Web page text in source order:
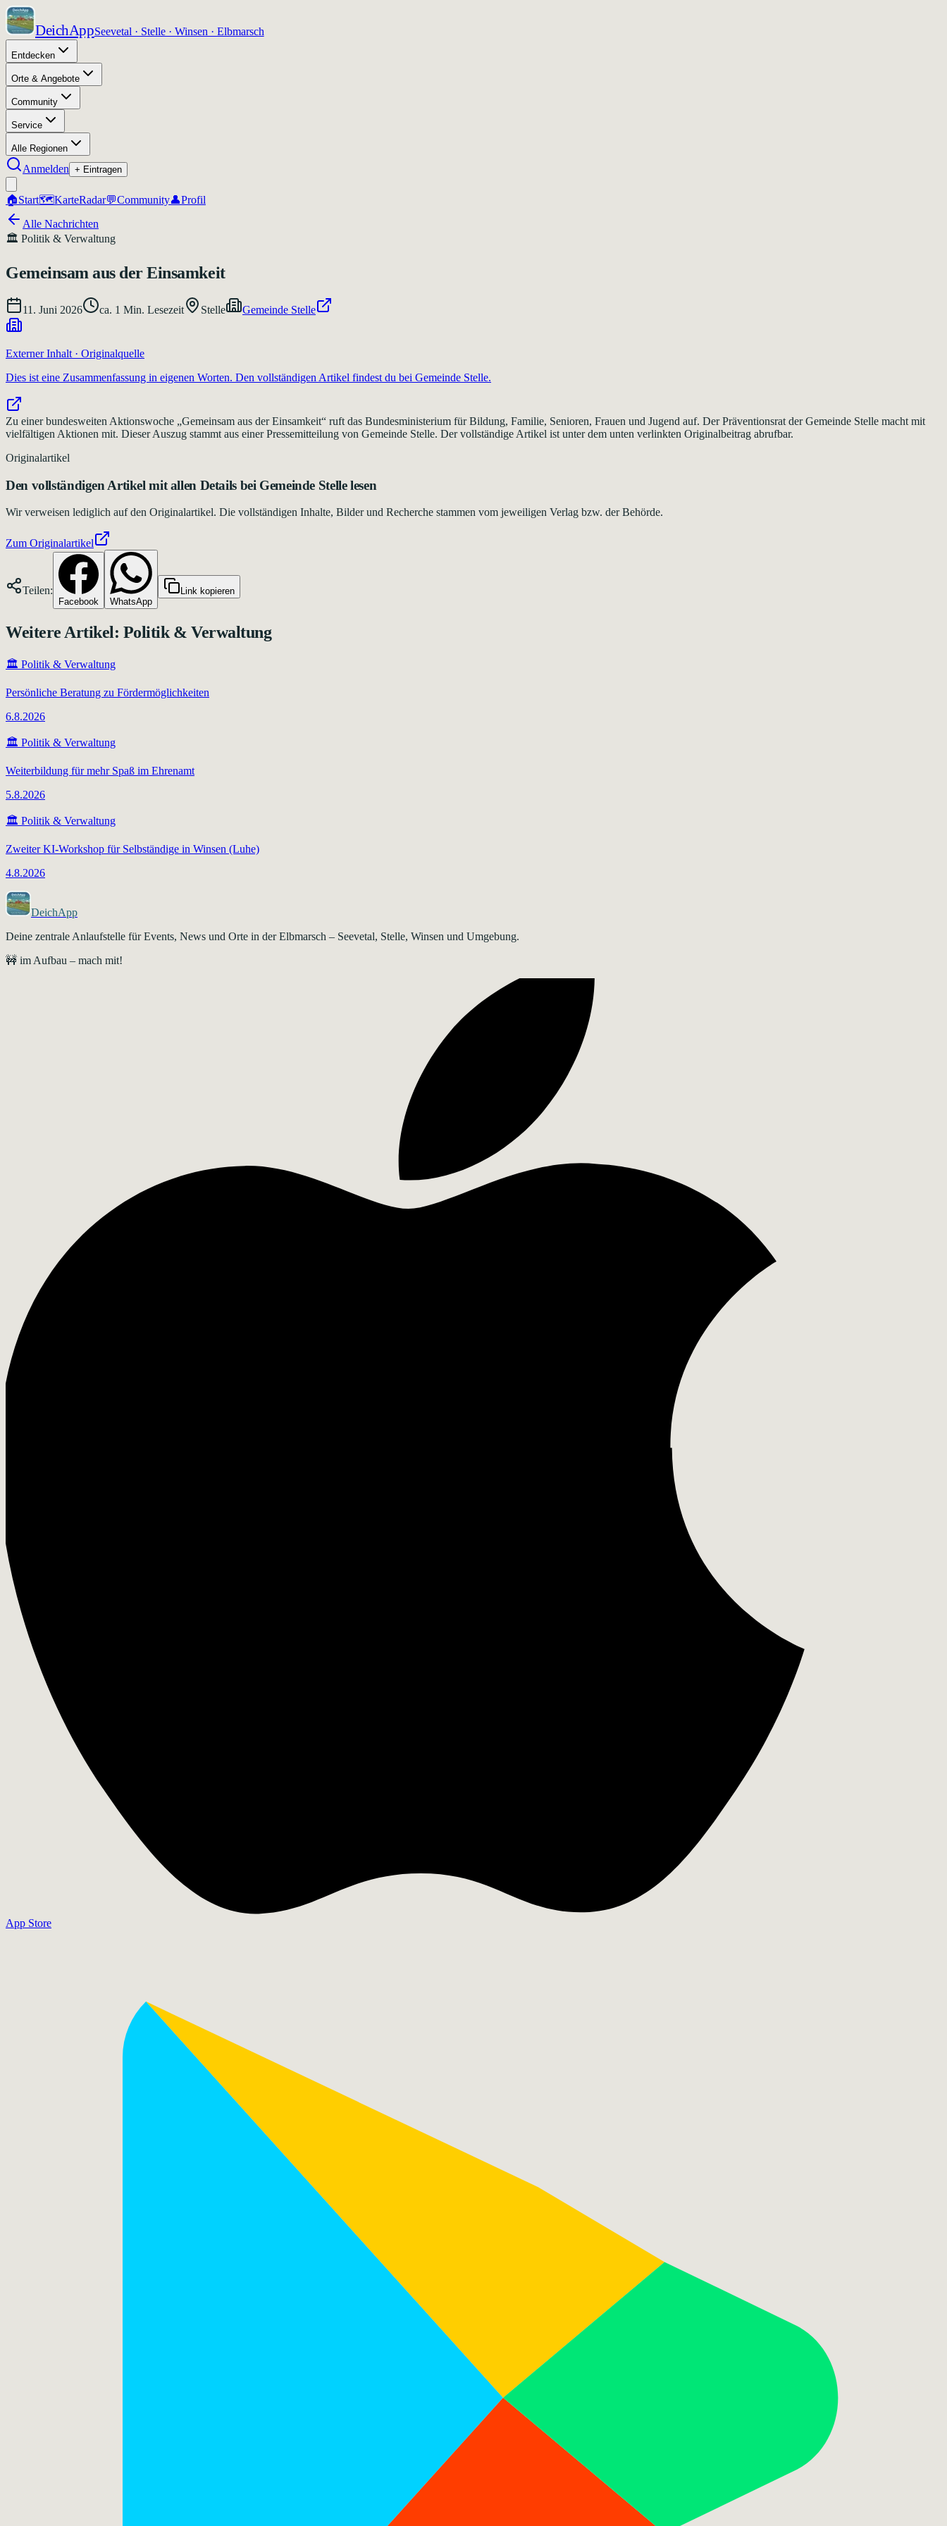
DeichAppSeevetal · Stelle · Winsen · Elbmarsch
Entdecken
Orte & Angebote
Community
Service
Alle Regionen
Anmelden + Eintragen
🏠Start🗺️KarteRadar💬Community👤Profil
Alle Nachrichten
🏛️ Politik & Verwaltung
Gemeinsam aus der Einsamkeit
11. Juni 2026 ca. 1 Min. Lesezeit Stelle Gemeinde Stelle
Externer Inhalt · Originalquelle
Dies ist eine Zusammenfassung in eigenen Worten. Den vollständigen Artikel findest du bei Gemeinde Stelle.
Zu einer bundesweiten Aktionswoche „Gemeinsam aus der Einsamkeit“ ruft das Bundesministerium für Bildung, Familie, Senioren, Frauen und Jugend auf. Der Präventionsrat der Gemeinde Stelle macht mit
vielfältigen Aktionen mit. Dieser Auszug stammt aus einer Pressemitteilung von Gemeinde Stelle. Der vollständige Artikel ist unter dem unten verlinkten Originalbeitrag abrufbar.
Originalartikel
Den vollständigen Artikel mit allen Details bei Gemeinde Stellelesen
Wir verweisen lediglich auf den Originalartikel. Die vollständigen Inhalte, Bilder und Recherche stammen vom jeweiligen Verlag bzw. der Behörde.
Zum Originalartikel
Teilen:
Facebook WhatsApp
Link kopieren
Weitere Artikel: Politik & Verwaltung
🏛️ Politik & Verwaltung
Persönliche Beratung zu Fördermöglichkeiten
6.8.2026
🏛️ Politik & Verwaltung
Weiterbildung für mehr Spaß im Ehrenamt
5.8.2026
🏛️ Politik & Verwaltung
Zweiter KI-Workshop für Selbständige in Winsen (Luhe)
4.8.2026
DeichApp
Deine zentrale Anlaufstelle für Events, News und Orte in der Elbmarsch – Seevetal, Stelle, Winsen und Umgebung.
🚧 im Aufbau – mach mit!
App Store